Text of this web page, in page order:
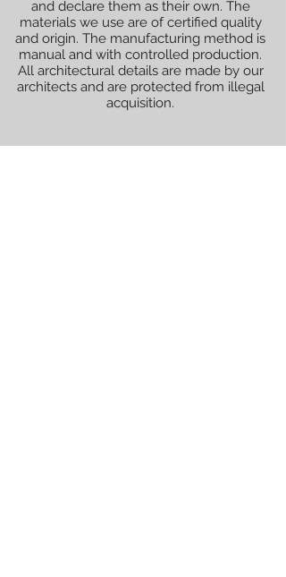
and declare them as their own. The
materials we use are of certified quality
and origin. The manufacturing method is
manual and with controlled production.
All architectural details are made by our
architects and are protected from illegal
acquisition.
All renderings (graphically illustrated